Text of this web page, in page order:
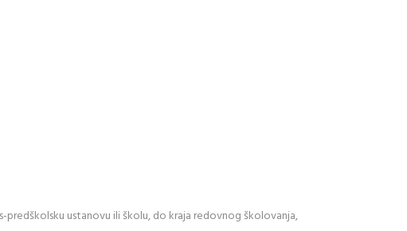
predškolsku ustanovu ili školu, do kraja redovnog školovanja,